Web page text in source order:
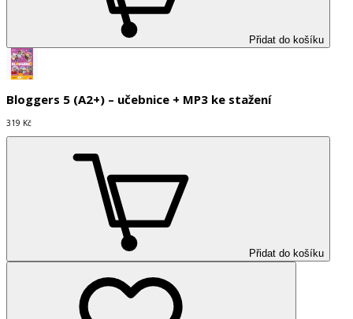
Přidat do košíku
Bloggers 5 (A2+) – učebnice + MP3 ke stažení
319 Kč
Přidat do košíku